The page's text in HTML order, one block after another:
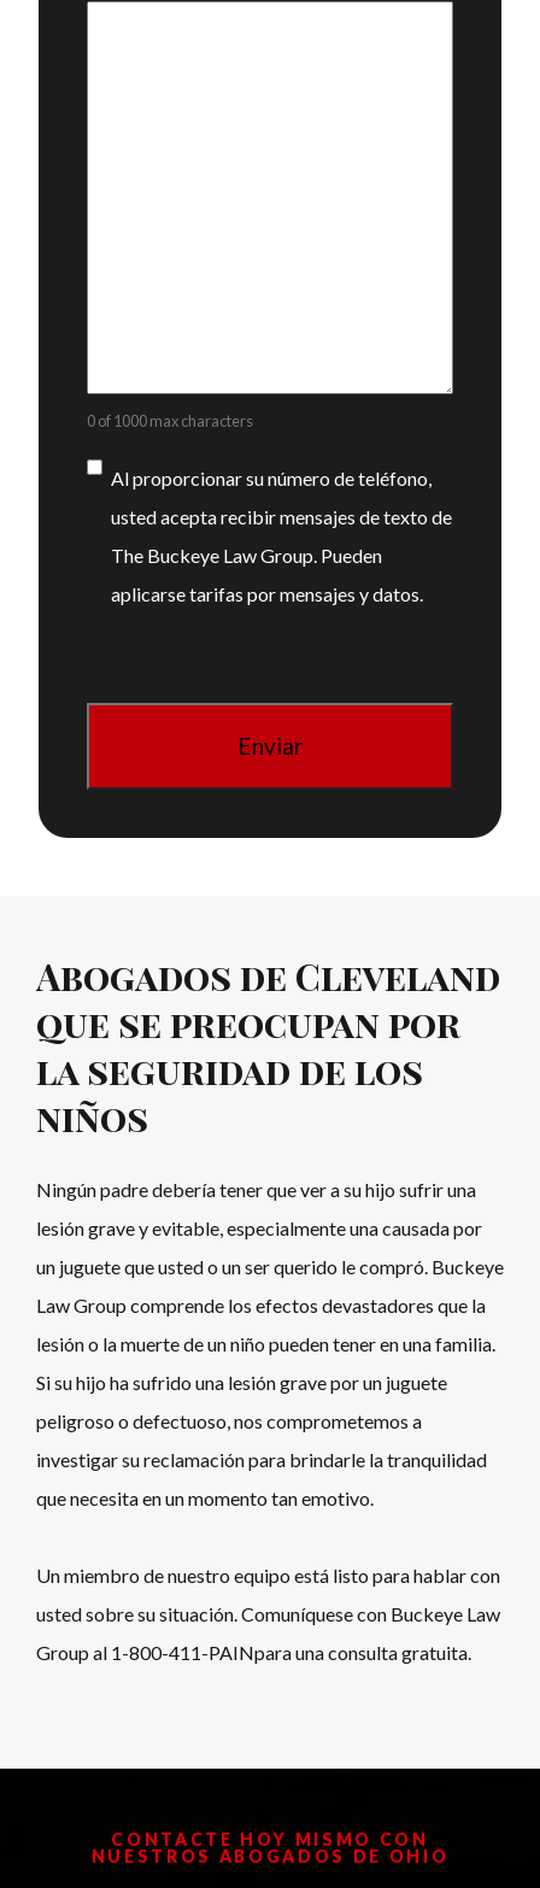
0 of 1000 max characters
Consentimiento
Al proporcionar su número de teléfono,
usted acepta recibir mensajes de texto de
The Buckeye Law Group. Pueden
aplicarse tarifas por mensajes y datos.
Abogados de Cleveland
que se preocupan por
la seguridad de los
niños
Ningún padre debería tener que ver a su hijo sufrir una
lesión grave y evitable, especialmente una causada por
un juguete que usted o un ser querido le compró. Buckeye
Law Group comprende los efectos devastadores que la
lesión o la muerte de un niño pueden tener en una familia.
Si su hijo ha sufrido una lesión grave por un juguete
peligroso o defectuoso, nos comprometemos a
investigar su reclamación para brindarle la tranquilidad
que necesita en un momento tan emotivo.
Un miembro de nuestro equipo está listo para hablar con
usted sobre su situación. Comuníquese con Buckeye Law
Group al 1-800-411-PAINpara una consulta gratuita.
CONTACTE HOY MISMO CON
NUESTROS ABOGADOS DE OHIO